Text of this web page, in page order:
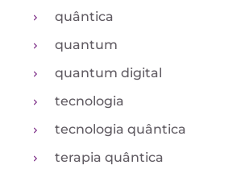
quântica
quantum
quantum digital
tecnologia
tecnologia quântica
terapia quântica